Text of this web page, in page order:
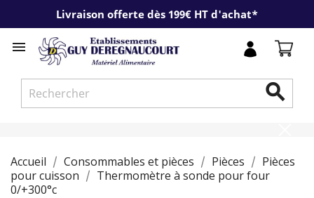
Livraison offerte dès 199€ HT d'achat*


Accueil Consommables et pièces Pièces
Pièces
pour cuisson
Thermomètre à sonde pour four
0/+300°c